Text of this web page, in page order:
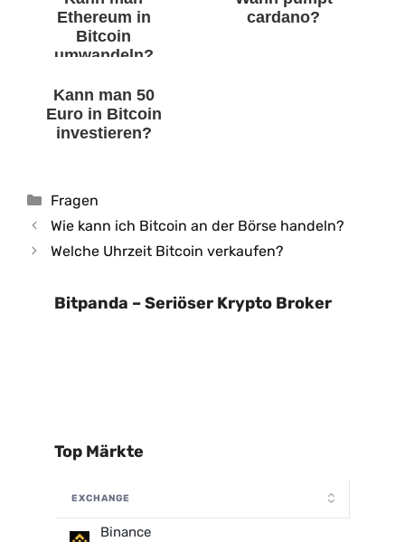
Ethereum in
Bitcoin
umwandeln?
cardano?
Kann man 50
Euro in Bitcoin
investieren?
Kategorien
Fragen
Wie kann ich Bitcoin an der Börse handeln?
Welche Uhrzeit Bitcoin verkaufen?
Bitpanda – Seriöser Krypto Broker
Top Märkte
EXCHANGE
Binance